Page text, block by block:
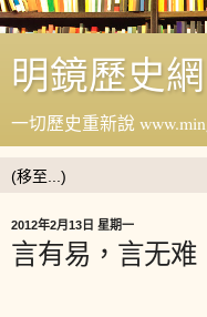
明鏡歷史網
一切歷史重新說
2012年2月13日 星期一
言有易，言无难